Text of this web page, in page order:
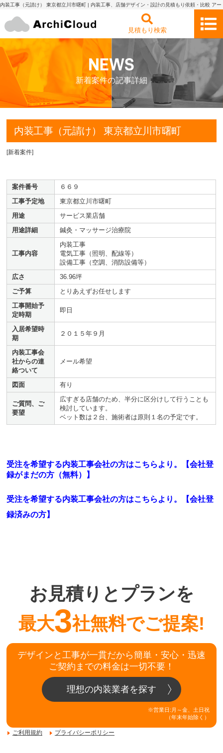
内装工事（元請け） 東京都立川市曙町 | 内装工事、店舗デザイン・設計の見積もり依頼・比較 アー
見積もり検索
新着案件の記事詳細
内装工事（元請け） 東京都立川市曙町
[新着案件]
案件番号
６６９
工事予定地
東京都立川市曙町
用途
サービス業店舗
用途詳細
鍼灸・マッサージ治療院
工事内容
内装工事
電気工事（照明、配線等）
設備工事（空調、消防設備等）
広さ
36.96坪
ご予算
とりあえずお任せします
工事開始予
定時期
即日
入居希望時
期
２０１５年９月
内装工事会
社からの連
絡ついて
メール希望
図面 有り
ご質問、ご
要望
広すぎる店舗のため、半分に区分けして行うことも
検討しています。
ベット数は２台、施術者は原則１名の予定です。
受注を希望する内装工事会社の方はこちらより。【会社登
録がまだの方（無料）】
受注を希望する内装工事会社の方はこちらより。
【会社登
録済みの方】
お見積りとプランを
最大3社無料でご提案!
デザインと工事が一貫だから簡単・安心・迅速
ご契約までの料金は一切不要！
理想の内装業者を探す
※営業日:月～金、土日祝
（年末年始除く）
ご利用規約 プライバシーポリシー